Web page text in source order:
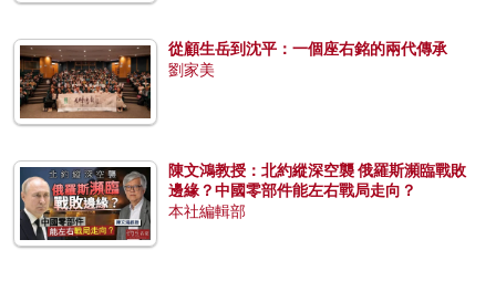
從顧生岳到沈平：一個座右銘的兩代傳承
劉家美
陳文鴻教授：北約縱深空襲 俄羅斯瀕臨戰敗
邊緣？中國零部件能左右戰局走向？
本社編輯部